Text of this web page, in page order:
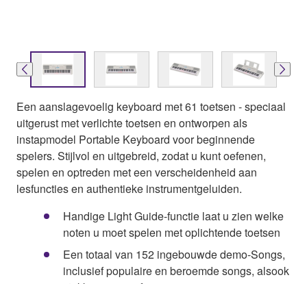
Een aanslagevoelig keyboard met 61 toetsen - speciaal
uitgerust met verlichte toetsen en ontworpen als
instapmodel Portable Keyboard voor beginnende
spelers. Stijlvol en uitgebreid, zodat u kunt oefenen,
spelen en optreden met een verscheidenheid aan
lesfuncties en authentieke instrumentgeluiden.
Handige Light Guide-functie laat u zien welke
noten u moet spelen met oplichtende toetsen
Een totaal van 152 ingebouwde demo-Songs,
inclusief populaire en beroemde songs, alsook